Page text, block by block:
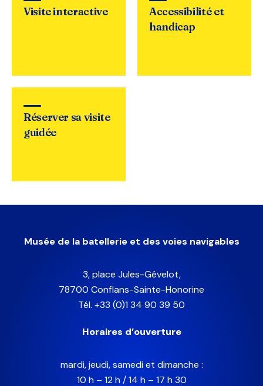
Visite interactive
Accessibilité et
handicap
Réserver sa visite
guidée
Musée de la batellerie et des voies navigables
3, place Jules-Gévelot,
78700 Conflans-Sainte-Honorine
Tél. +33 (0)1 34 90 39 50
Horaires d’ouverture
mardi, jeudi, samedi et dimanche :
10 h – 12 h / 14 h – 17 h 30